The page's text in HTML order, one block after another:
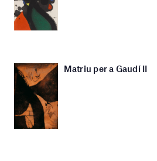
Matriu per a Gaudí II